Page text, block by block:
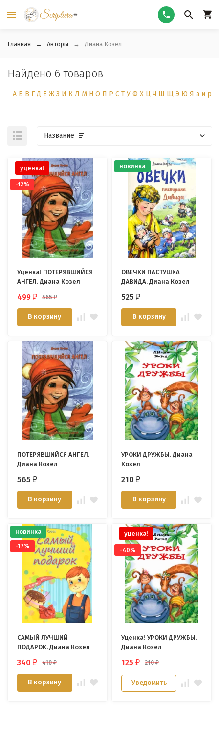
Главная Авторы Диана Козел
Найдено 6 товаров
А Б В Г Д Е Ж З И К Л М Н О П Р С Т У Ф Х Ц Ч Ш Щ Э Ю Я а и р
Название
уценка!
-12%
Уценка! ПОТЕРЯВШИЙСЯ
АНГЕЛ. Диана Козел
499₽ 565₽
В корзину
новинка
ОВЕЧКИ ПАСТУШКА
ДАВИДА. Диана Козел
525₽
В корзину
ПОТЕРЯВШИЙСЯ АНГЕЛ.
Диана Козел
565₽
В корзину
УРОКИ ДРУЖБЫ. Диана
Козел
210₽
В корзину
новинка
-17%
САМЫЙ ЛУЧШИЙ
ПОДАРОК. Диана Козел
340₽ 410₽
В корзину
уценка!
-40%
Уценка! УРОКИ ДРУЖБЫ.
Диана Козел
125₽ 210₽
Уведомить